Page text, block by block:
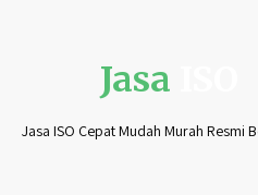
Jasa
Jasa ISO Cepat Mudah Murah Resmi